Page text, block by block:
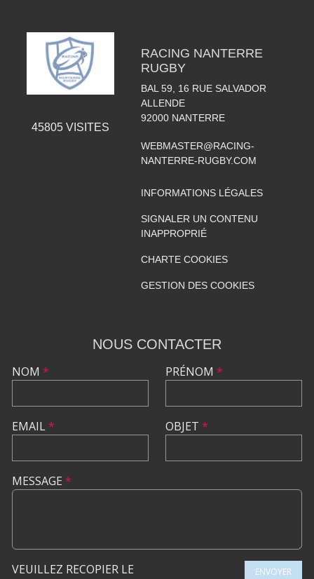
45805VISITES
RACING NANTERRE
RUGBY
BAL 59, 16 RUE SALVADOR
ALLENDE
92000 NANTERRE
WEBMASTER@RACING-
NANTERRE-RUGBY.COM
INFORMATIONS LÉGALES
SIGNALER UN CONTENU
INAPPROPRIÉ
CHARTE COOKIES
GESTION DES COOKIES
NOUS CONTACTER
NOM *
EMAIL*
PRÉNOM *
OBJET *
MESSAGE *
VEUILLEZ RECOPIER LE
ENVOYER